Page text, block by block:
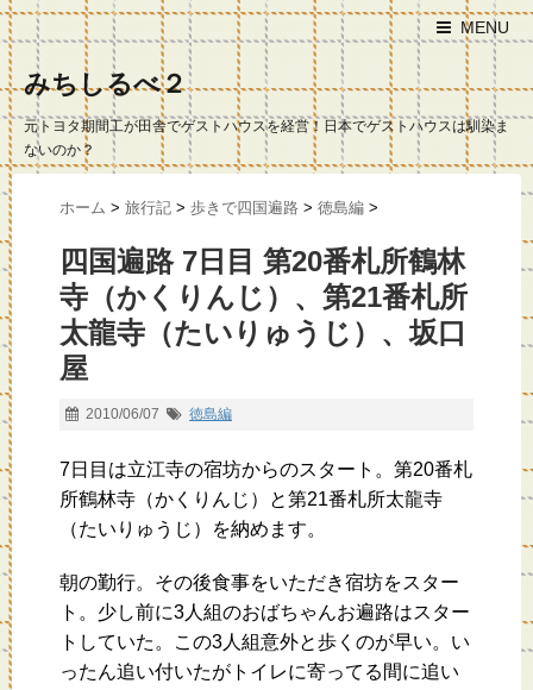
MENU
みちしるべ２
元トヨタ期間工が田舎でゲストハウスを経営！日本でゲストハウスは馴染ま
ないのか？
ホーム > 旅行記 > 歩きで四国遍路 > 徳島編 >
四国遍路 7日目 第20番札所鶴林
寺（かくりんじ）、第21番札所
太龍寺（たいりゅうじ）、坂口
屋
2010/06/07 徳島編
7日目は立江寺の宿坊からのスタート。第20番札
所鶴林寺（かくりんじ）と第21番札所太龍寺
（たいりゅうじ）を納めます。
朝の勤行。その後食事をいただき宿坊をスター
ト。少し前に3人組のおばちゃんお遍路はスター
トしていた。この3人組意外と歩くのが早い。い
ったん追い付いたがトイレに寄ってる間に追い